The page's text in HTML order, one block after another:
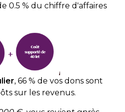
0.5 % du chiffre d'affaires
, 66 % de vos dons sont
sur les revenus.